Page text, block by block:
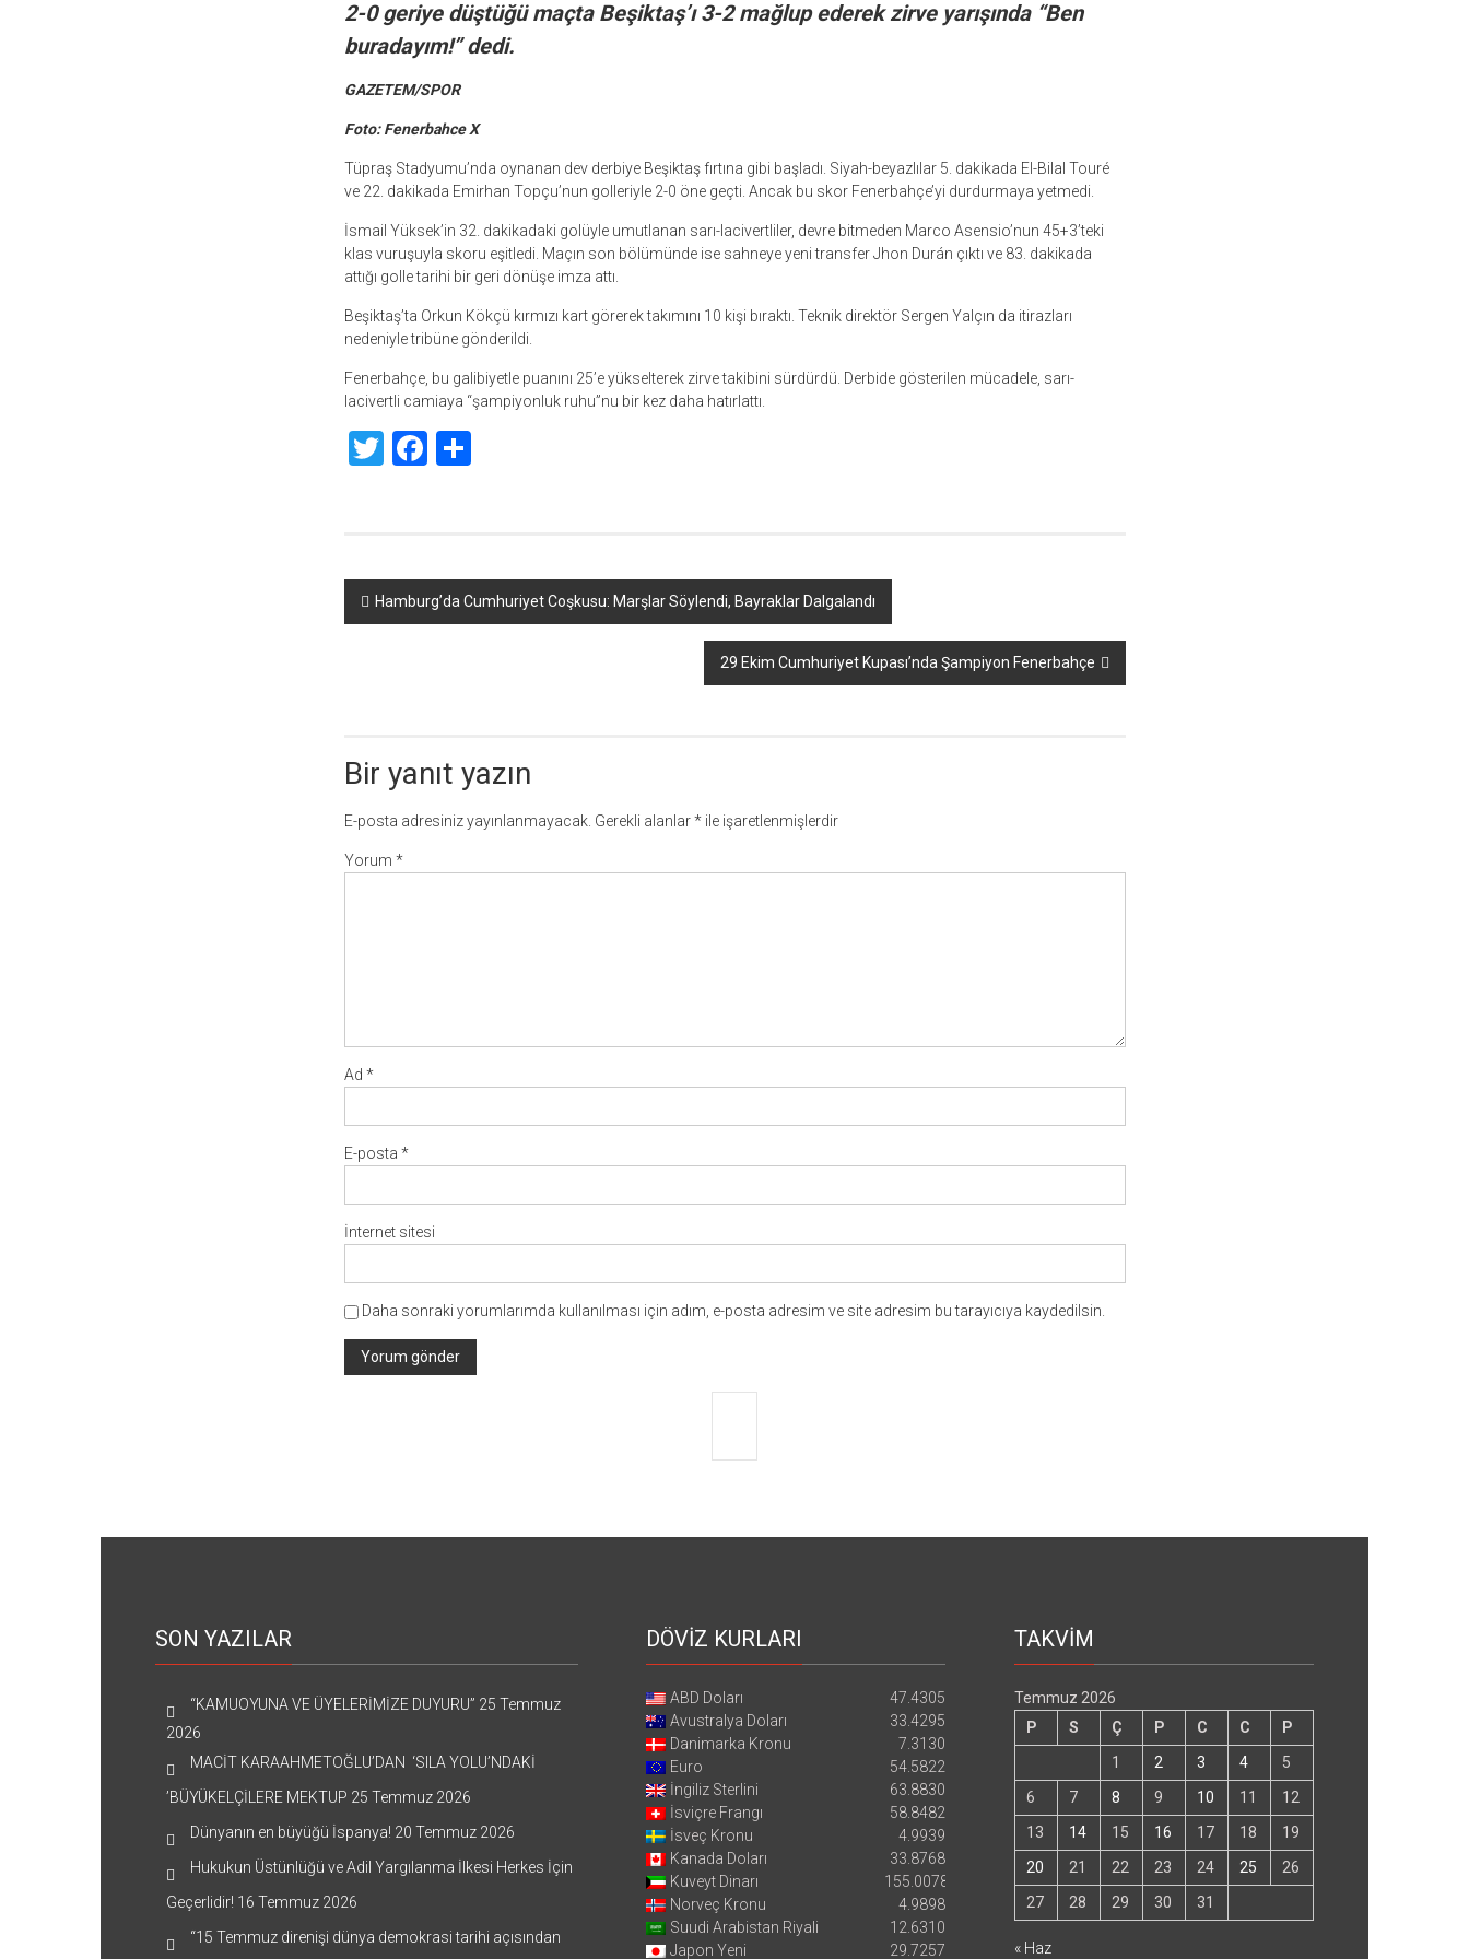
2-0 geriye düştüğü maçta Beşiktaş’ı 3-2 mağlup ederek zirve yarışında “Ben
buradayım!” dedi.
GAZETEM/SPOR
Foto: Fenerbahce X
Tüpraş Stadyumu’nda oynanan dev derbiye Beşiktaş fırtına gibi başladı. Siyah-beyazlılar 5. dakikada El-Bilal Touré
ve 22. dakikada Emirhan Topçu’nun golleriyle 2-0 öne geçti. Ancak bu skor Fenerbahçe’yi durdurmaya yetmedi.
İsmail Yüksek’in 32. dakikadaki golüyle umutlanan sarı-lacivertliler, devre bitmeden Marco Asensio’nun 45+3’teki
klas vuruşuyla skoru eşitledi. Maçın son bölümünde ise sahneye yeni transfer Jhon Durán çıktı ve 83. dakikada
attığı golle tarihi bir geri dönüşe imza attı.
Beşiktaş’ta Orkun Kökçü kırmızı kart görerek takımını 10 kişi bıraktı. Teknik direktör Sergen Yalçın da itirazları
nedeniyle tribüne gönderildi.
Fenerbahçe, bu galibiyetle puanını 25’e yükselterek zirve takibini sürdürdü. Derbide gösterilen mücadele, sarı-
lacivertli camiaya “şampiyonluk ruhu”nu bir kez daha hatırlattı.
TwitterFacebook
Share
Yazı
dolaşımı
Hamburg’da Cumhuriyet Coşkusu: Marşlar Söylendi, Bayraklar Dalgalandı
29 Ekim Cumhuriyet Kupası’nda Şampiyon Fenerbahçe
Bir yanıt yazın
E-posta adresiniz yayınlanmayacak. Gerekli alanlar*ile işaretlenmişlerdir
Yorum *
Ad *
E-posta *
İnternet sitesi
Daha sonraki yorumlarımda kullanılması için adım, e-posta adresim ve site adresim bu tarayıcıya kaydedilsin.
SON YAZILAR
“KAMUOYUNA VE ÜYELERİMİZE DUYURU” 25 Temmuz
2026
MACİT KARAAHMETOĞLU’DAN ‘SILA YOLU’NDAKİ
’BÜYÜKELÇİLERE MEKTUP 25 Temmuz 2026
Dünyanın en büyüğü İspanya! 20 Temmuz 2026
Hukukun Üstünlüğü ve Adil Yargılanma İlkesi Herkes İçin
Geçerlidir! 16 Temmuz 2026
“15 Temmuz direnişi dünya demokrasi tarihi açısından
DÖVİZ KURLARI
ABD Doları
47.4305
Avustralya Doları
33.4295
Danimarka Kronu
7.3130
Euro
54.5822
İngiliz Sterlini
63.8830
İsviçre Frangı
58.8482
İsveç Kronu
4.9939
Kanada Doları
33.8768
Kuveyt Dinarı
155.0078
Norveç Kronu
4.9898
Suudi Arabistan Riyali
12.6310
Japon Yeni
29.7257
TAKVİM
Temmuz 2026
P
S Ç P C C
P
1
2 3 4
5
6
7 8 9 10 11
12
13
14 15 16 17 18
19
20
21 22 23 24 25
26
27
28 29 30 31
« Haz